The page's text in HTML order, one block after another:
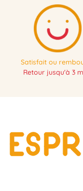
Satisfait ou
Retour jusqu'à 3